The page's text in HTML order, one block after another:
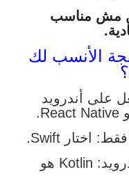
مش مناسب
الأنسب لك
على أندرويد
لو مشروعك مخصص لأندرويد: Kotlin هو